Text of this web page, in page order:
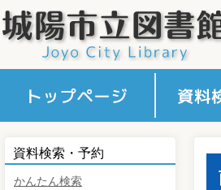
資料検索・予約
かんたん検索